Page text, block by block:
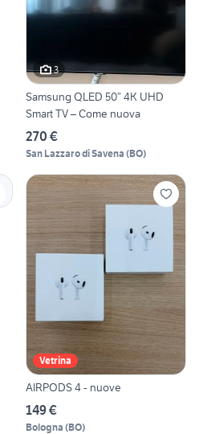
3
Samsung QLED 50” 4K UHD
Smart TV – Come nuova
270 €
San Lazzaro di Savena (BO)
Vetrina
AIRPODS 4 - nuove
149 €
Bologna (BO)